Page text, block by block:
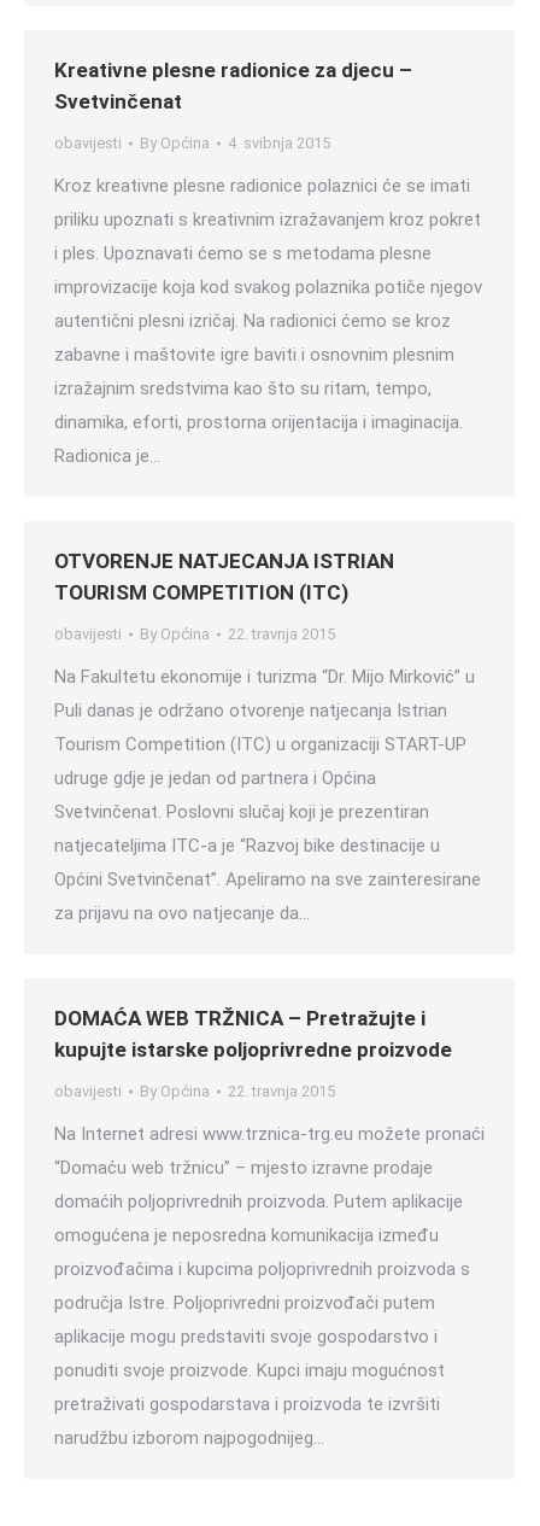
Kreativne plesne radionice za djecu –
Svetvinčenat
obavijesti By Općina 4. svibnja 2015
Kroz kreativne plesne radionice polaznici će se imati
priliku upoznati s kreativnim izražavanjem kroz pokret
i ples. Upoznavati ćemo se s metodama plesne
improvizacije koja kod svakog polaznika potiče njegov
autentični plesni izričaj. Na radionici ćemo se kroz
zabavne i maštovite igre baviti i osnovnim plesnim
izražajnim sredstvima kao što su ritam, tempo,
dinamika, eforti, prostorna orijentacija i imaginacija.
Radionica je…
OTVORENJE NATJECANJA ISTRIAN
TOURISM COMPETITION (ITC)
obavijesti By Općina 22. travnja 2015
Na Fakultetu ekonomije i turizma “Dr. Mijo Mirković” u
Puli danas je održano otvorenje natjecanja Istrian
Tourism Competition (ITC) u organizaciji START-UP
udruge gdje je jedan od partnera i Općina
Svetvinčenat. Poslovni slučaj koji je prezentiran
natjecateljima ITC-a je “Razvoj bike destinacije u
Općini Svetvinčenat”. Apeliramo na sve zainteresirane
za prijavu na ovo natjecanje da…
DOMAĆA WEB TRŽNICA – Pretražujte i
kupujte istarske poljoprivredne proizvode
obavijesti By Općina 22. travnja 2015
Na Internet adresi www.trznica-trg.eu možete pronaći
“Domaću web tržnicu” – mjesto izravne prodaje
domaćih poljoprivrednih proizvoda. Putem aplikacije
omogućena je neposredna komunikacija između
proizvođačima i kupcima poljoprivrednih proizvoda s
područja Istre. Poljoprivredni proizvođači putem
aplikacije mogu predstaviti svoje gospodarstvo i
ponuditi svoje proizvode. Kupci imaju mogućnost
pretraživati gospodarstava i proizvoda te izvršiti
narudžbu izborom najpogodnijeg…